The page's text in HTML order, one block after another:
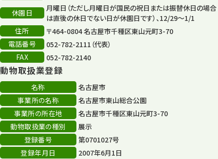
休園日
月曜日（ただし月曜日が国民の祝日または振替休日の場合
は直後の休日でない日が休園日です）、12/29～1/1
住所
〒464-0804 名古屋市千種区東山元町3-70
電話番号
052-782-2111（代表）
FAX
052-782-2140
動物取扱業登録
名称
名古屋市
事業所の名称
名古屋市東山総合公園
事業所の所在地
名古屋市千種区東山元町3-70
動物取扱業の種別
展示
登録番号
第0701027号
登録年月日
2007年6月1日